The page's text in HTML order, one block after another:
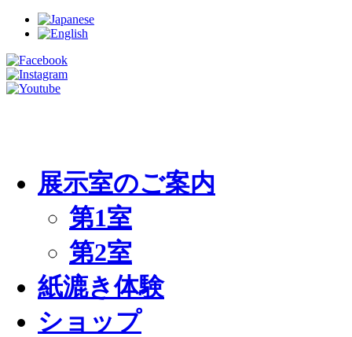
展示室のご案内
第1室
第2室
紙漉き体験
ショップ